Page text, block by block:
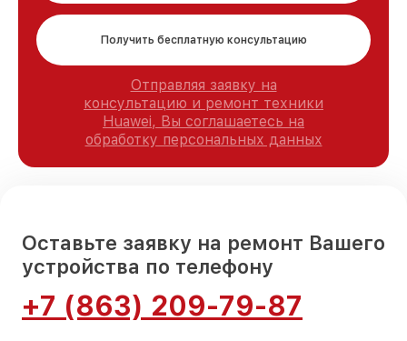
Получить бесплатную консультацию
Отправляя заявку на
консультацию и ремонт техники
Huawei, Вы соглашаетесь на
обработку персональных данных
Оставьте заявку на ремонт Вашего
устройства по телефону
+7 (863) 209-79-87